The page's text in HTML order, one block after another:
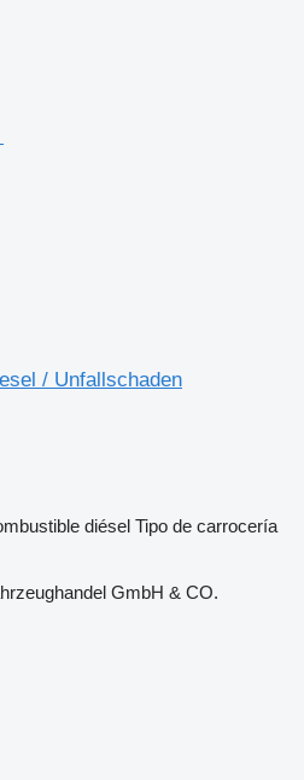
/ Unfallschaden
diésel Tipo de carrocería
GmbH & CO.